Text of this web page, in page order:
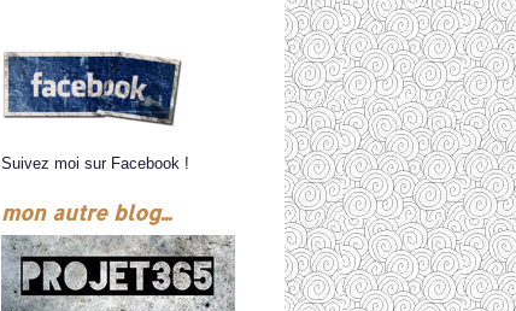
Suivez moi sur Facebook !
mon autre blog...